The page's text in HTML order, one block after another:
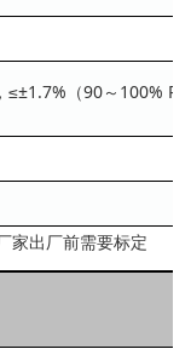
≤±1.7%（90～100%
家出厂前需要标定